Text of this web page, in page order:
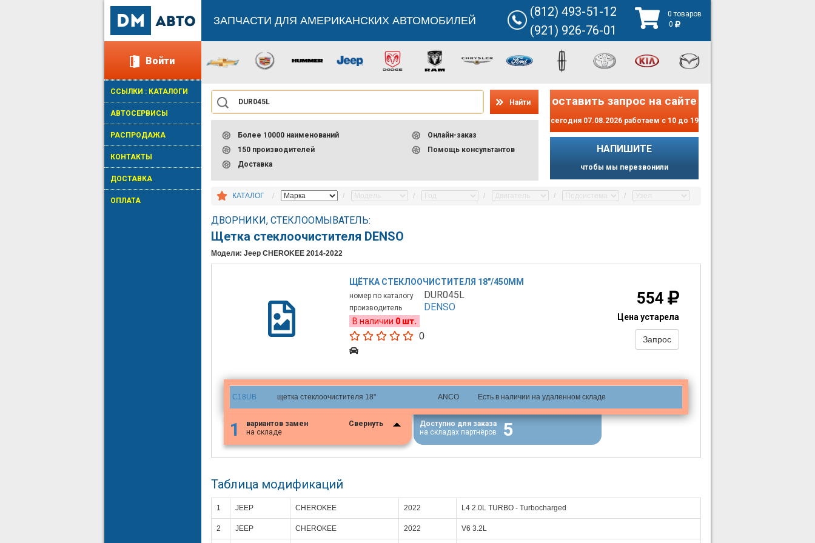
Войти
ССЫЛКИ : КАТАЛОГИ
АВТОСЕРВИСЫ
РАСПРОДАЖА
КОНТАКТЫ
ДОСТАВКА
ОПЛАТА
ЗАПЧАСТИ ДЛЯ АМЕРИКАНСКИХ АВТОМОБИЛЕЙ
(812) 493-51-12
(921) 926-76-01
0 товаров
0
Найти
Более 10000 наименований
150 производителей
Доставка
Онлайн-заказ
Помощь консультантов
оставить запрос на сайте
сегодня 07.08.2026 работаем с 10 до 19
НАПИШИТЕ
чтобы мы перезвонили
КАТАЛОГ
ДВОРНИКИ, СТЕКЛООМЫВАТЕЛЬ:
Щетка стеклоочистителя DENSO
Модели: Jeep CHEROKEE 2014-2022
ЩЁТКА СТЕКЛООЧИСТИТЕЛЯ 18"/450ММ
номер по каталогу DUR045L
производитель DENSO
В наличии 0 шт.
0
554
Цена устарела
Запрос
C18UB щетка стеклоочистителя 18" ANCO Есть в наличии на удаленном складе
1
вариантов замен
на складе
Свернуть
Доступно для заказа
на складах партнёров
5
Таблица модификаций
1 JEEP CHEROKEE 2022 L4 2.0L TURBO - Turbocharged
2 JEEP CHEROKEE 2022 V6 3.2L